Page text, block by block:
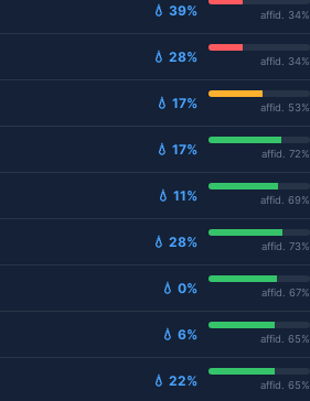
💧 39% affid. 34%
💧 28% affid. 34%
💧 17% affid. 53%
💧 17% affid. 72%
💧 11% affid. 69%
💧 28% affid. 73%
💧 0% affid. 67%
💧 6% affid. 65%
💧 22% affid. 65%